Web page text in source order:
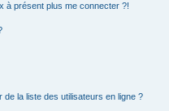
à présent plus me connecter ?!
de la liste des utilisateurs en ligne ?